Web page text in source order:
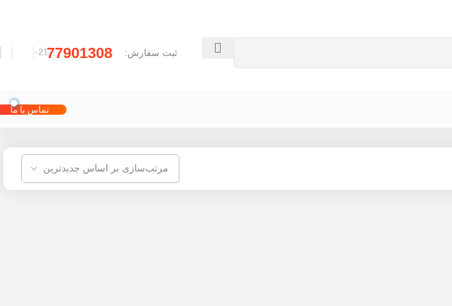
ثبت سفارش: 77901308
-۰21
تماس با ما